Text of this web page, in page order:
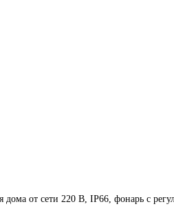
от сети 220 В, IP66, фонарь с